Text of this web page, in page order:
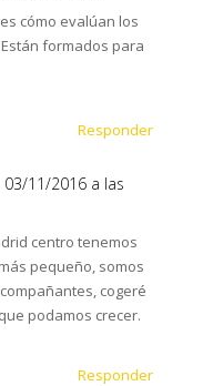
cómo evalúan los
formados para
Responder
03/11/2016 a las
centro tenemos
pequeño, somos
cogeré
podamos crecer.
Responder